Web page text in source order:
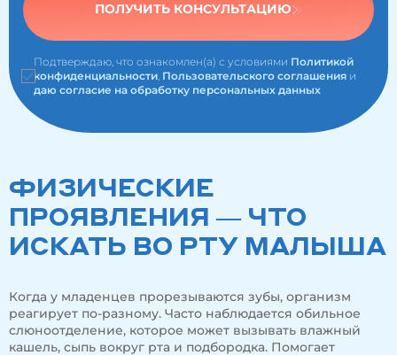
ПОЛУЧИТЬ КОНСУЛЬТАЦИЮ
Подтверждаю, что ознакомлен(а) с условиями Политикой
конфиденциальности Пользовательского соглашения и
даю согласие на обработку персональных данных
ФИЗИЧЕСКИЕ
ПРОЯВЛЕНИЯ — ЧТО
ИСКАТЬ ВО РТУ МАЛЫША
Когда у младенцев прорезываются зубы, организм
реагирует по-разному. Часто наблюдается обильное
слюноотделение, которое может вызывать влажный
кашель, сыпь вокруг рта и подбородка. Помогает